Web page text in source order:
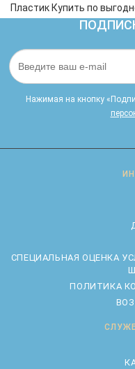
Пластик Купить по
Нажимая на кнопку
CПЕЦИАЛЬНАЯ ОЦЕНКА
ПОЛИТИКА